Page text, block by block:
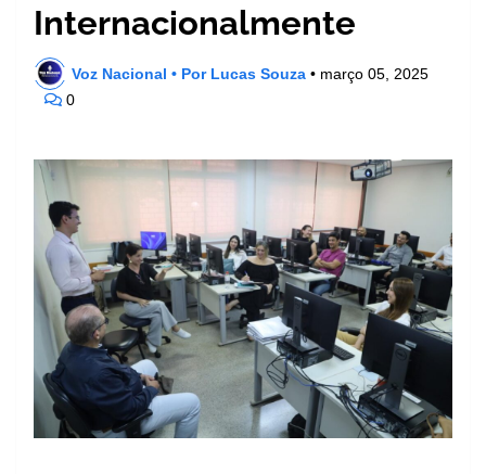
Internacionalmente
Voz Nacional • Por Lucas Souza • março 05, 2025
0